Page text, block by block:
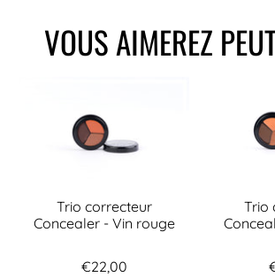
VOUS AIMEREZ
Trio correcteur
Concealer - Vin rouge
€22,00
Trio